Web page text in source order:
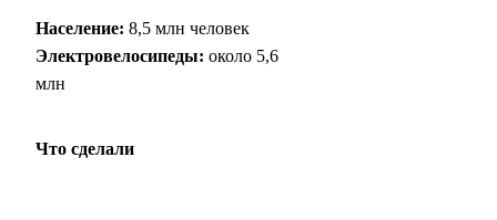
Население: 8,5 млн человек
Электровелосипеды: около 5,6
млн
Что сделали